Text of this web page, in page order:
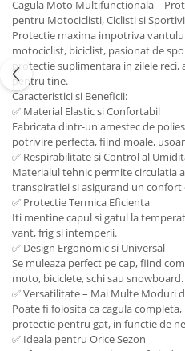
Cagula Moto Multifunctionala –
pentru Motociclisti, Ciclisti si Sportivi
Protectie maxima impotriva
motociclist, biciclist, pasionat de
protectie suplimentara in zilele reci,
pentru tine.
Caracteristici si Beneficii:
✅ Material Elastic si Confortabil
Fabricata dintr-un amestec de
potrivire perfecta, fiind moale,
✅ Respirabilitate si Control al
Materialul tehnic permite circulatia
transpiratiei si asigurand un
✅ Protectie Termica Eficienta
Iti mentine capul si gatul la
vant, frig si intemperii.
✅ Design Ergonomic si Universal
Se muleaza perfect pe cap, fiind
moto, biciclete, schi sau snowboard.
✅ Versatilitate – Mai Multe Moduri
Poate fi folosita ca cagula
protectie pentru gat, in functie de
✅ Ideala pentru Orice Sezon